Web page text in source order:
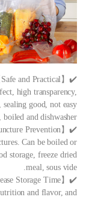
high transparency,
good, not easy
boiled and dishwasher.
Can be boiled or
storage, freeze dried
meal, sous vide.
and flavor, and